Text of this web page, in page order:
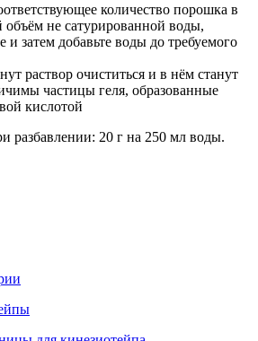
количество порошка в
объём не сатурированной воды,
и затем добавьте воды до требуемого
раствор очиститься и в нём станут
частицы геля, образованные
кислотой
разбавлении: 20 г на 250 мл воды.